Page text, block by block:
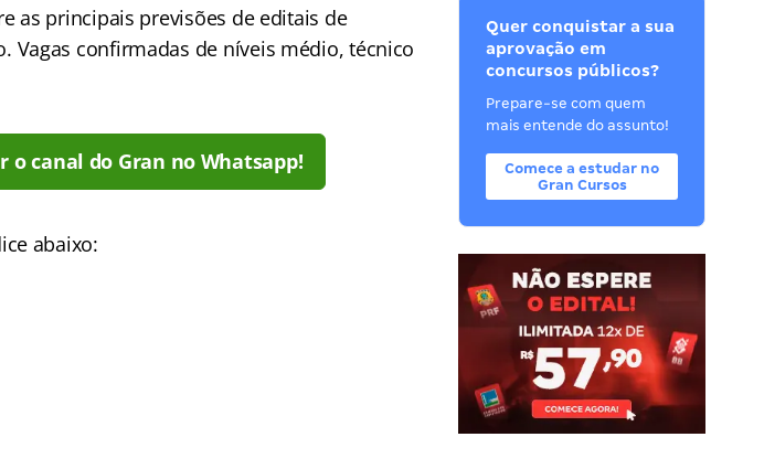
as principais previsões de editais de
Vagas confirmadas de níveis médio, técnico
o canal do Gran no Whatsapp!
abaixo:
Quer conquistar a sua
aprovação em
concursos públicos?
Prepare-se com quem
mais entende do assunto!
Comece a estudar no
Gran Cursos